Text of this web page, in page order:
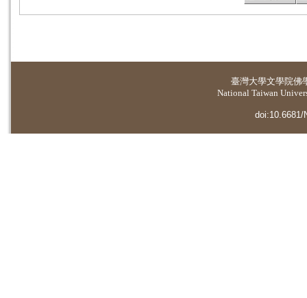
臺灣大學文學院佛
National Taiwan
doi:10.6681/